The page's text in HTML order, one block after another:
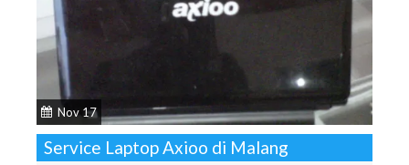
Nov 17
Service Laptop Axioo di Malang